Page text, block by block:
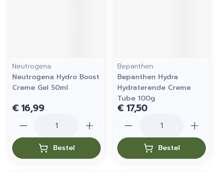
Neutrogena
Neutrogena Hydro Boost
Creme Gel 50ml
€ 16,99
Bestel
Bepanthen
Bepanthen Hydra
Hydraterende Creme
Tube 100g
€ 17,50
Bestel